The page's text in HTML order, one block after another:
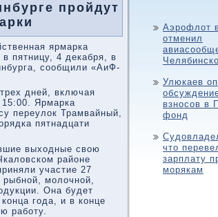
пройдут
ярмарка
пятницу, 4 декабря, в
сообщили «АиФ-
дней, включая
15:00. Ярмарка
переулок Трамвайный,
пятнадцати
выходные свою
районе
участие 27
молочной,
Она будет
года, и в конце
работу.
Аэрофлот
отменил
Улюкаев
взносов в
фонд
что
зарплату
морякам